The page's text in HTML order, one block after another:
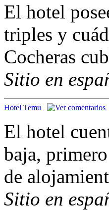
El hotel
triples y
Cocheras
Sitio en
Hotel Temu
El hotel
baja,
de
Sitio en